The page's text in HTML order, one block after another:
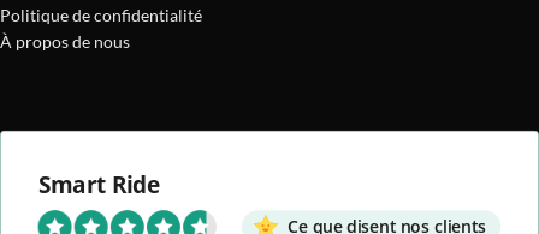
Politique de confidentialité
À propos de nous
Smart Ride
Ce que disent nos clients